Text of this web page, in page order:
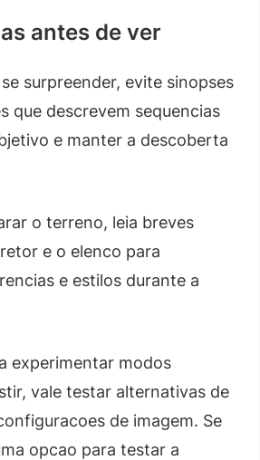
antes de ver
surpreender, evite sinopses
que descrevem sequencias
e manter a descoberta
o terreno, leia breves
e o elenco para
e estilos durante a
experimentar modos
vale testar alternativas de
de imagem. Se
opcao para testar a